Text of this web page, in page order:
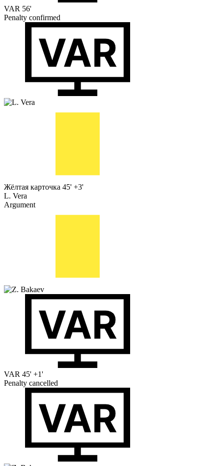
VAR 56'
Penalty confirmed
Жёлтая карточка 45' +3'
L. Vera
Argument
VAR 45' +1'
Penalty cancelled